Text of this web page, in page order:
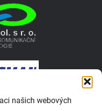
našich webových